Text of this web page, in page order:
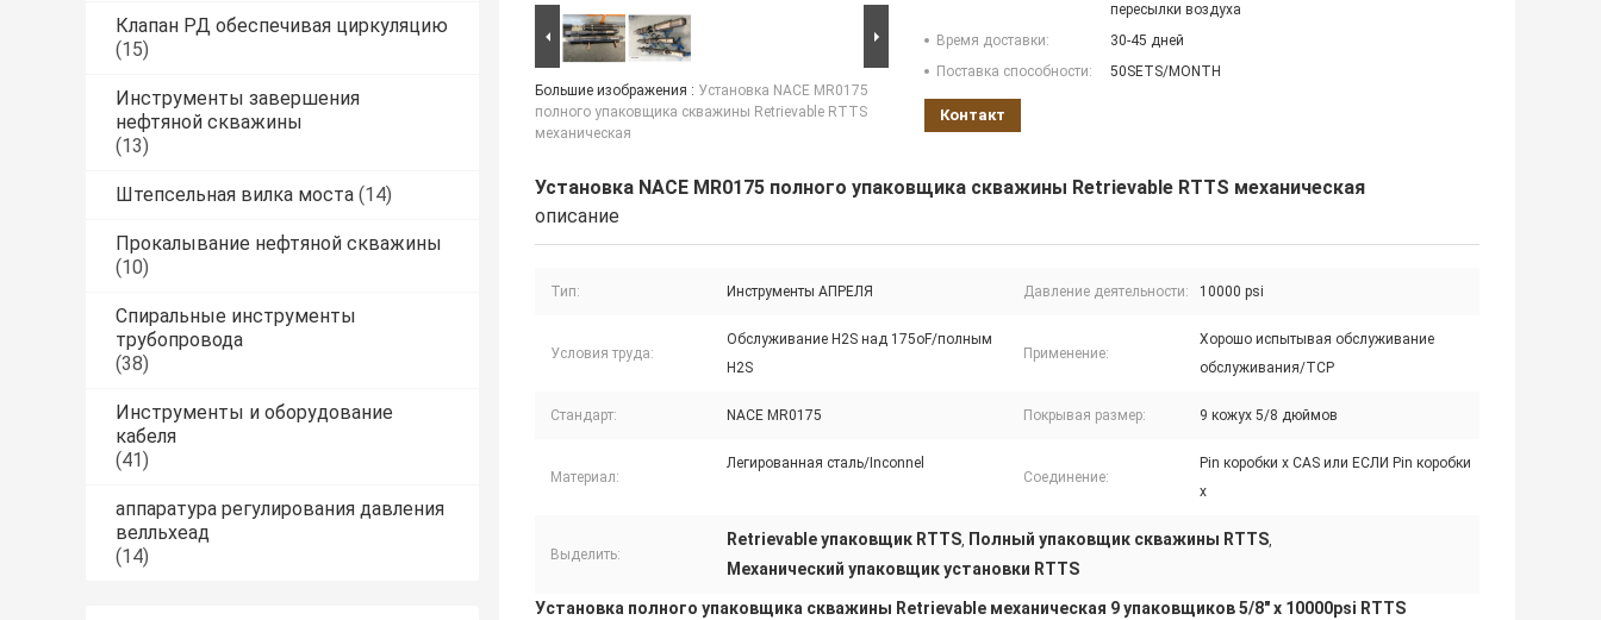
Клапан РД обеспечивая циркуляцию
(15)
Инструменты завершения
нефтяной скважины
(13)
Штепсельная вилка моста (14)
Прокалывание нефтяной скважины
(10)
Спиральные инструменты
трубопровода
(38)
Инструменты и оборудование
кабеля
(41)
аппаратура регулирования давления
велльхеад
(14)
Большие изображения : Установка NACE MR0175
полного упаковщика скважины Retrievable RTTS
механическая
пересылки воздуха
Время доставки:
30-45 дней
Поставка способности:
50SETS/MONTH
Контакт
Установка NACE MR0175 полного упаковщика скважины Retrievable RTTS механическая
описание
Тип: Инструменты АПРЕЛЯ Давление деятельности: 10000 psi
Условия труда:
Обслуживание H2S над 175oF/полным
H2S
Применение:
Хорошо испытывая обслуживание
обслуживания/TCP
Стандарт: NACE MR0175 Покрывая размер: 9 кожух 5/8 дюймов
Материал:
Легированная сталь/Inconnel
Соединение:
Pin коробки x CAS или ЕСЛИ Pin коробки
x
Выделить:
Retrievable упаковщик RTTS, Полный упаковщик скважины RTTS,
Механический упаковщик установки RTTS
Установка полного упаковщика скважины Retrievable механическая 9 упаковщиков 5/8" x 10000psi RTTS